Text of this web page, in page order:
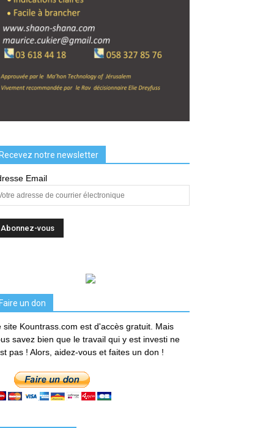
Recevez notre newsletter
Email
Faire un don
site Kountrass.com est d'accès gratuit. Mais
savez bien que le travail qui y est investi ne
pas ! Alors, aidez-vous et faites un don !